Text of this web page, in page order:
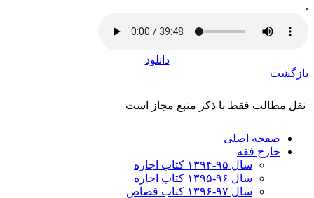
.
دانلود
بازگشت
نقل مطالب فقط با ذکر منبع مجاز است
صفحه اصلی
خارج فقه
سال ۹۵-۱۳۹۴ کتاب اجاره
سال ۹۶-۱۳۹۵ کتاب اجاره
سال ۹۷-۱۳۹۶ کتاب قصاص